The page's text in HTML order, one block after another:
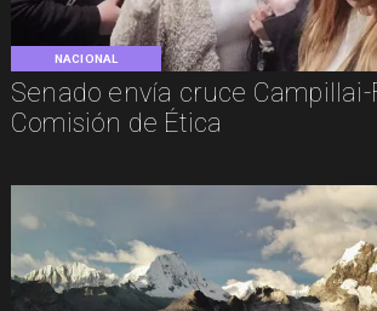
NACIONAL
Senado envía cruce Campillai-
Comisión de Ética